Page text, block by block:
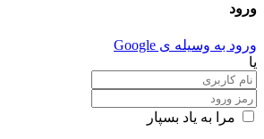
ورود
ورود به وسیله ی Google
یا
مرا به یاد بسپار